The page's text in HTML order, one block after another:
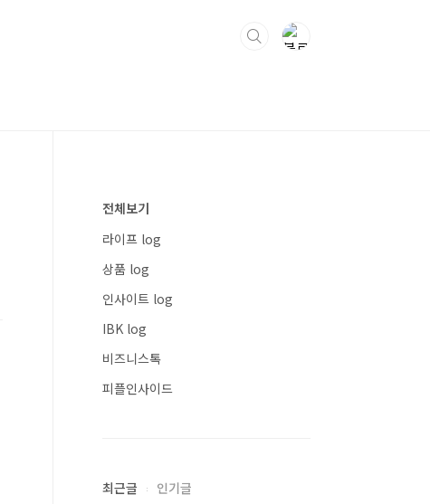
전체보기
라이프 log
상품 log
인사이트 log
IBK log
비즈니스톡
피플인사이드
최근글 인기글